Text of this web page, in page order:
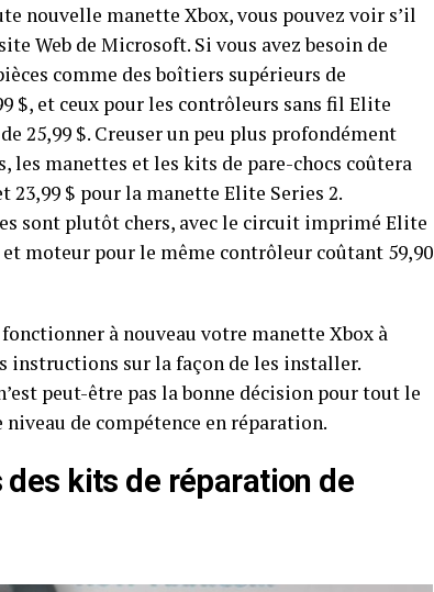
nouvelle manette Xbox, vous pouvez voir s’il
Web de Microsoft. Si vous avez besoin de
comme des boîtiers supérieurs de
$, et ceux pour les contrôleurs sans fil Elite
25,99 $. Creuser un peu plus profondément
les manettes et les kits de pare-chocs coûtera
23,99 $ pour la manette Elite Series 2.
sont plutôt chers, avec le circuit imprimé Elite
et moteur pour le même contrôleur coûtant 59,90
à nouveau votre manette Xbox à
instructions sur la façon de les installer.
peut-être pas la bonne décision pour tout le
de compétence en réparation.
kits de réparation de